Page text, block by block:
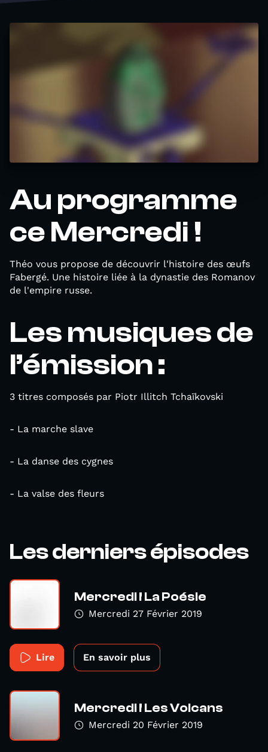
Au programme
ce Mercredi !
Théo vous propose de découvrir l'histoire des œufs
Fabergé. Une histoire liée à la dynastie des Romanov
de l'empire russe.
Les musiques de
l’émission :
3 titres composés par Piotr Illitch Tchaïkovski
- La marche slave
- La danse des cygnes
- La valse des fleurs
Les derniers épisodes
Mercredi ! La Poésie
Mercredi 27 Février 2019
Lire En savoir plus
Mercredi ! Les Volcans
Mercredi 20 Février 2019